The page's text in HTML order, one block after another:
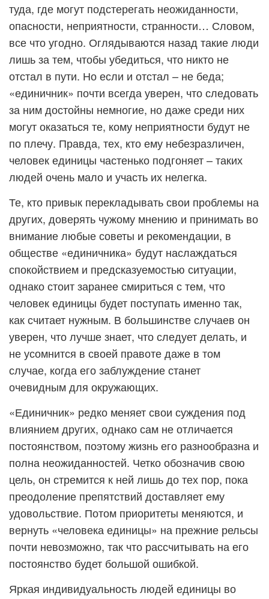
туда, где могут подстерегать неожиданности,
опасности, неприятности, странности… Словом,
все что угодно. Оглядываются назад такие люди
лишь за тем, чтобы убедиться, что никто не
отстал в пути. Но если и отстал – не беда;
«единичник» почти всегда уверен, что следовать
за ним достойны немногие, но даже среди них
могут оказаться те, кому неприятности будут не
по плечу. Правда, тех, кто ему небезразличен,
человек единицы частенько подгоняет – таких
людей очень мало и участь их нелегка.
Те, кто привык перекладывать свои проблемы на
других, доверять чужому мнению и принимать во
внимание любые советы и рекомендации, в
обществе «единичника» будут наслаждаться
спокойствием и предсказуемостью ситуации,
однако стоит заранее смириться с тем, что
человек единицы будет поступать именно так,
как считает нужным. В большинстве случаев он
уверен, что лучше знает, что следует делать, и
не усомнится в своей правоте даже в том
случае, когда его заблуждение станет
очевидным для окружающих.
«Единичник» редко меняет свои суждения под
влиянием других, однако сам не отличается
постоянством, поэтому жизнь его разнообразна и
полна неожиданностей. Четко обозначив свою
цель, он стремится к ней лишь до тех пор, пока
преодоление препятствий доставляет ему
удовольствие. Потом приоритеты меняются, и
вернуть «человека единицы» на прежние рельсы
почти невозможно, так что рассчитывать на его
постоянство будет большой ошибкой.
Яркая индивидуальность людей единицы во